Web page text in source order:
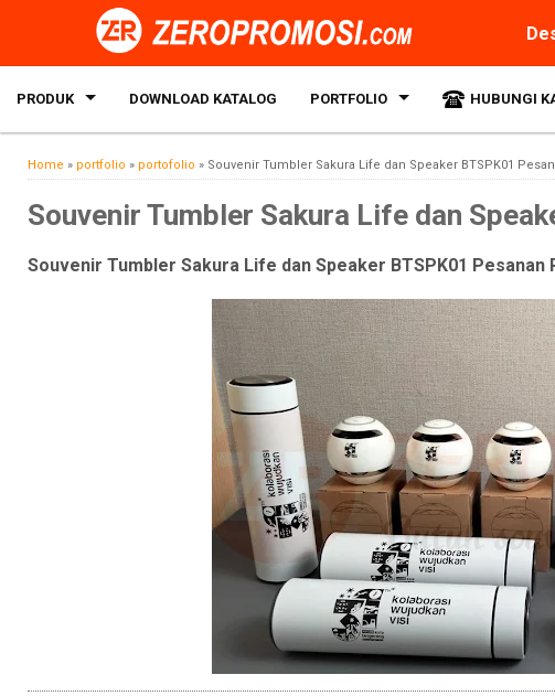
PRODUK DOWNLOAD KATALOG PORTFOLIO HUBUNGI
Home » portfolio » portofolio » Souvenir Tumbler Sakura Life dan Speaker BTSPK01
Souvenir Tumbler Sakura Life dan
Souvenir Tumbler Sakura Life dan Speaker BTSPK01